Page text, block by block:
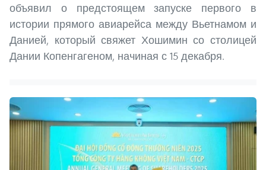
объявил о предстоящем запуске первого в
истории прямого авиарейса между Вьетнамом и
Данией, который свяжет Хошимин со столицей
Дании Копенгагеном, начиная с 15 декабря.